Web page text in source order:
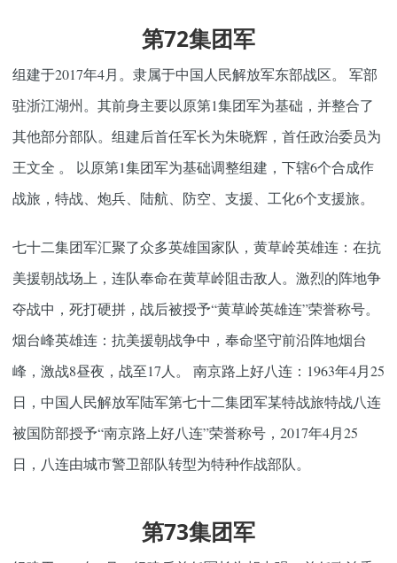
第72集团军
组建于2017年4月。隶属于中国人民解放军东部战区。 军部
驻浙江湖州。其前身主要以原第1集团军为基础，并整合了
其他部分部队。组建后首任军长为朱晓辉，首任政治委员为
王文全 。 以原第1集团军为基础调整组建，下辖6个合成作
战旅，特战、炮兵、陆航、防空、支援、工化6个支援旅。
七十二集团军汇聚了众多英雄国家队，黄草岭英雄连：在抗
美援朝战场上，连队奉命在黄草岭阻击敌人。激烈的阵地争
夺战中，死打硬拼，战后被授予“黄草岭英雄连”荣誉称号。
烟台峰英雄连：抗美援朝战争中，奉命坚守前沿阵地烟台
峰，激战8昼夜，战至17人。 南京路上好八连：1963年4月25
日，中国人民解放军陆军第七十二集团军某特战旅特战八连
被国防部授予“南京路上好八连”荣誉称号，2017年4月25
日，八连由城市警卫部队转型为特种作战部队。
第73集团军